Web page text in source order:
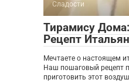
Сладости
Тирамису
Рецепт
Мечтаете о настоящем
Наш пошаговый рецепт
приготовить этот